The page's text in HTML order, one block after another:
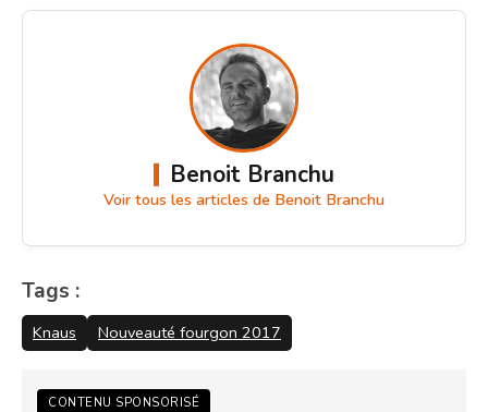
Benoit Branchu
Voir tous les articles de Benoit Branchu
Tags :
Knaus Nouveauté fourgon 2017
CONTENU SPONSORISÉ